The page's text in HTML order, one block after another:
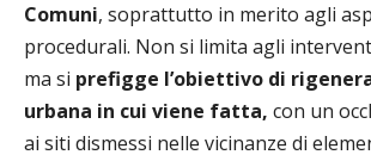
Comuni, soprattutto in merito agli
procedurali. Non si limita agli
ma si prefigge l’obiettivo di
urbana in cui viene fatta, con un
ai siti dismessi nelle vicinanze di